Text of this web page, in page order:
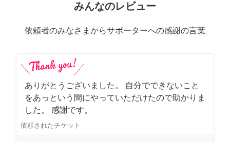
みんなのレビュー
依頼者のみなさまからサポーターへの感謝の言葉
ありがとうございました。 自分でできないこと
をあっという間にやっていただけたので助かりま
した。 感謝です。
依頼されたチケット